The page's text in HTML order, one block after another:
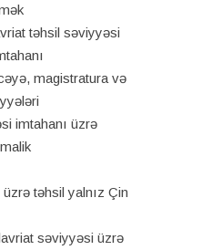
təhsil səviyyəsi
magistratura və
imtahanı üzrə
təhsil yalnız Çin
səviyyəsi üzrə